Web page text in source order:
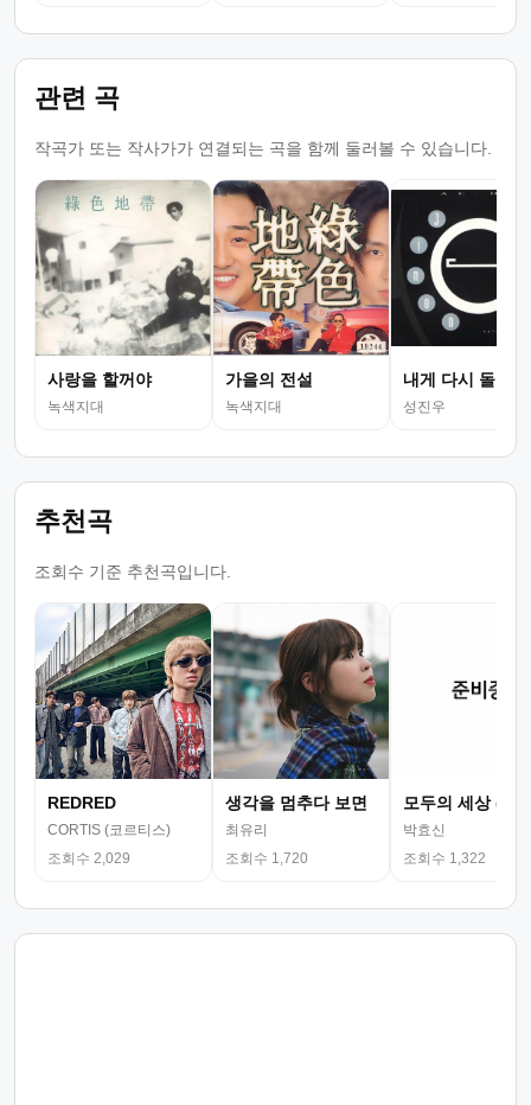
관련 곡
작곡가 또는 작사가가 연결되는 곡을 함께 둘러볼 수 있습니다.
사랑을 할꺼야
녹색지대
가을의 전설
녹색지대
내게 다시 돌아와
성진우
추천곡
조회수 기준 추천곡입니다.
REDRED
CORTIS (코르티스)
조회수 2,029
생각을 멈추다 보면
최유리
조회수 1,720
모두의 세상 (뮤
박효신
조회수 1,322